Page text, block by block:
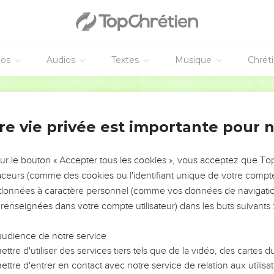
Audios Textes Musique
dissolution, ou qui ne se puissent ranger.
non sujet au vin, non batteur, non convoiteux d'un gain
les gens de bien, sage, juste, saint, continent ;
de la vérité comme elle lui a été enseignée, afin qu'il soit
qui ne se peuvent ranger, vains discoureurs, et séducteurs
auxquels il faut fermer la bouche.
tout entières enseignant pour un gain déshonnête
qui était leur propre prophète, a dit : Les Crétois sont toujours
paresseux.
fables Judaïques, et aux commandements des hommes qui
vie privée est importante pour
le bouton « Accepter tous les cookies », vous acceptez que
(comme des cookies ou l'identifiant unique de votre
à caractère personnel (comme vos données de
dans votre compte utilisateur) dans les buts suivants :
de notre service
d'utiliser des services tiers tels que de la vidéo, des cartes
d'entrer en contact avec notre service de relation aux